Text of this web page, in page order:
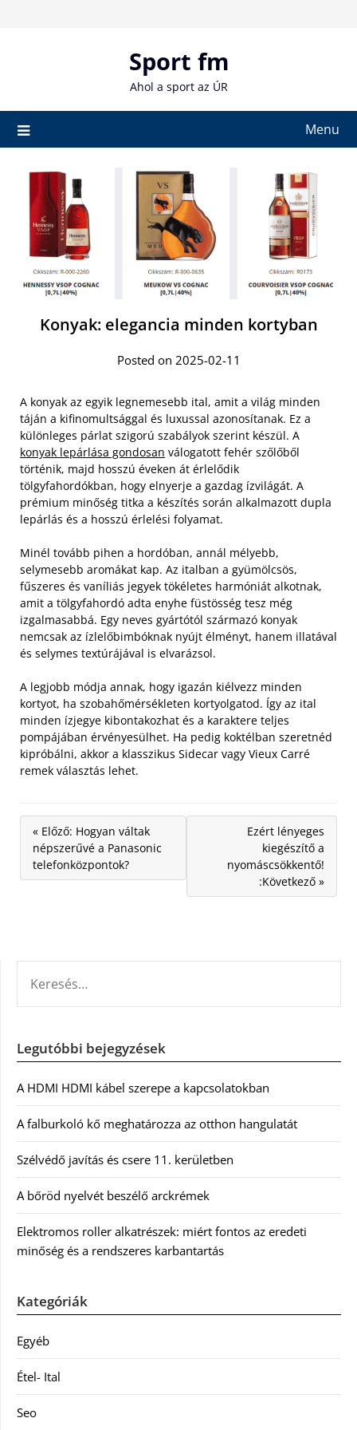
Sport fm
Ahol a sport az ÚR
Menu
Konyak: elegancia minden kortyban
Posted on 2025-02-11
A konyak az egyik legnemesebb ital, amit a világ minden
táján a kifinomultsággal és luxussal azonosítanak. Ez a
különleges párlat szigorú szabályok szerint készül. A
konyak lepárlása gondosan válogatott fehér szőlőből
történik, majd hosszú éveken át érlelődik
tölgyfahordókban, hogy elnyerje a gazdag ízvilágát. A
prémium minőség titka a készítés során alkalmazott dupla
lepárlás és a hosszú érlelési folyamat.
Minél tovább pihen a hordóban, annál mélyebb,
selymesebb aromákat kap. Az italban a gyümölcsös,
fűszeres és vaníliás jegyek tökéletes harmóniát alkotnak,
amit a tölgyfahordó adta enyhe füstösség tesz még
izgalmasabbá. Egy neves gyártótól származó konyak
nemcsak az ízlelőbimbóknak nyújt élményt, hanem illatával
és selymes textúrájával is elvarázsol.
A legjobb módja annak, hogy igazán kiélvezz minden
kortyot, ha szobahőmérsékleten kortyolgatod. Így az ital
minden ízjegye kibontakozhat és a karaktere teljes
pompájában érvényesülhet. Ha pedig koktélban szeretnéd
kipróbálni, akkor a klasszikus Sidecar vagy Vieux Carré
remek választás lehet.
« Előző: Hogyan váltak
népszerűvé a Panasonic
telefonközpontok?
Ezért lényeges
kiegészítő a
nyomáscsökkentő!
:Következő »
Legutóbbi bejegyzések
A HDMI HDMI kábel szerepe a kapcsolatokban
A falburkoló kő meghatározza az otthon hangulatát
Szélvédő javítás és csere 11. kerületben
A bőröd nyelvét beszélő arckrémek
Elektromos roller alkatrészek: miért fontos az eredeti
minőség és a rendszeres karbantartás
Kategóriák
Egyéb
Étel- Ital
Seo